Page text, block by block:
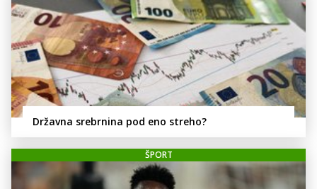
Državna srebrnina pod eno streho?
ŠPORT